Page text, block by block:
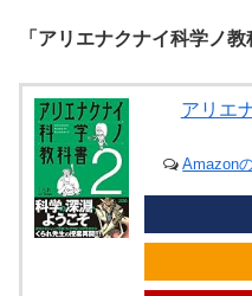
「アリエナクナイ科学ノ教
アリエ
Amazon